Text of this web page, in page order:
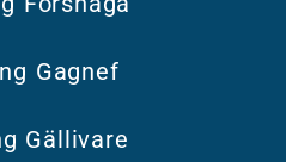
Gagnef
Gällivare